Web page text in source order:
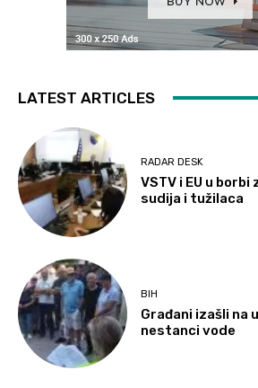
LATEST ARTICLES
RADAR DESK
VSTV i EU u
sudija i tužilaca
BIH
Građani izašli na
nestanci vode